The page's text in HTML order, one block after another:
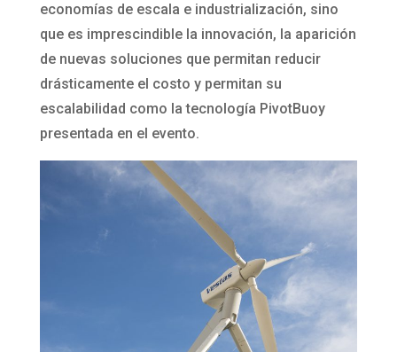
economías de escala e industrialización, sino
que es imprescindible la innovación, la aparición
de nuevas soluciones que permitan reducir
drásticamente el costo y permitan su
escalabilidad como la tecnología PivotBuoy
presentada en el evento.